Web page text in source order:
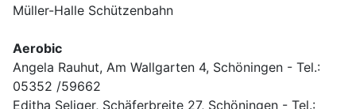
Müller-Halle Schützenbahn
Aerobic
Angela Rauhut, Am Wallgarten 4, Schöningen - Tel.:
05352 /59662
Editha Seliger, Schäferbreite 27, Schöningen - Tel.: